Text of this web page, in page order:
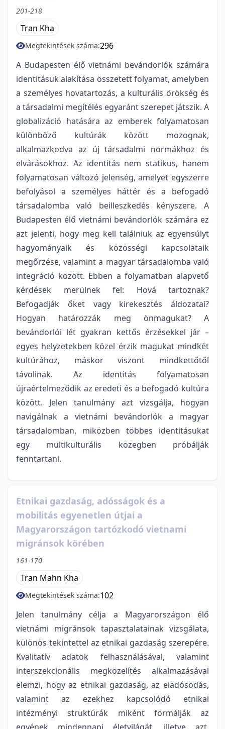
201-218
Tran Kha
Megtekintések száma:296
A Budapesten élő vietnámi bevándorlók számára
identitásuk alakítása összetett folyamat, amelyben
a személyes hovatartozás, a kulturális örökség és
a társadalmi megítélés egyaránt szerepet játszik. A
globalizáció hatására az emberek folyamatosan
különböző kultúrák között mozognak,
alkalmazkodva az új társadalmi normákhoz és
elvárásokhoz. Az identitás nem statikus, hanem
folyamatosan változó jelenség, amelyet egyszerre
befolyásol a személyes háttér és a befogadó
társadalomba való beilleszkedés kényszere. A
Budapesten élő vietnámi bevándorlók számára ez
azt jelenti, hogy meg kell találniuk az egyensúlyt
hagyományaik és közösségi kapcsolataik
megőrzése, valamint a magyar társadalomba való
integráció között. Ebben a folyamatban alapvető
kérdések merülnek fel: Hová tartoznak?
Befogadják őket vagy kirekesztés áldozatai?
Hogyan határozzák meg önmagukat? A
bevándorlói lét gyakran kettős érzésekkel jár –
egyes helyzetekben közel érzik magukat mindkét
kultúrához, máskor viszont mindkettőtől
távolinak. Az identitás folyamatosan
újraértelmeződik az eredeti és a befogadó kultúra
között. Jelen tanulmány azt vizsgálja, hogyan
navigálnak a vietnámi bevándorlók a magyar
társadalomban, miközben többes identitásukat
egy multikulturális közegben próbálják
fenntartani.
Etnikai gazdaság, adósságok és a
mobilitás egyenetlen útjai a
Magyarországon tartózkodó vietnami
migránsok körében
161-170
Tran Mahn Kha
Megtekintések száma:102
Jelen tanulmány célja a Magyarországon élő
vietnámi migránsok tapasztalatainak vizsgálata,
különös tekintettel az etnikai gazdaság szerepére.
Kvalitatív adatok felhasználásával, valamint
interszekcionális megközelítés alkalmazásával
elemzi, hogy az etnikai gazdaság, az eladósodás,
valamint az ezekhez kapcsolódó etnikai
intézményi struktúrák miként formálják az